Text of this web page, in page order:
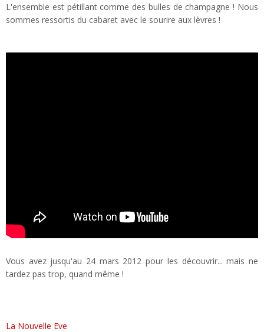
L'ensemble est pétillant comme des bulles de champagne ! Nous
sommes ressortis du cabaret avec le sourire aux lèvres !
Vous avez jusqu'au 24 mars 2012 pour les découvrir... mais ne
tardez pas trop, quand même !
La Nouvelle Eve